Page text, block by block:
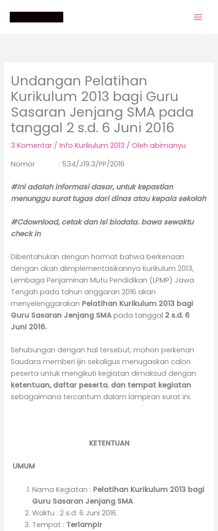
Undangan Pelatihan
Kurikulum 2013 bagi Guru
Sasaran Jenjang SMA pada
tanggal 2 s.d. 6 Juni 2016
3 Komentar /Info Kurikulum 2013 / Olehabimanyu
Nomor : 534/J19.3/PP/2016
#Ini adalah informasi dasar, untuk kepastian
menunggu surat tugas dari dinas atau kepala sekolah
#Cdownload, cetak dan isi biodata. bawa sewaktu
check in
Diberitahukan dengan hormat bahwa berkenaan
dengan akan diimplementasikannya Kurikulum 2013,
Lembaga Penjaminan Mutu Pendidikan (LPMP) Jawa
Tengah pada tahun anggaran 2016 akan
menyelenggarakan Pelatihan Kurikulum 2013 bagi
Guru Sasaran Jenjang SMApada tanggal 2 s.d. 6
Juni 2016.
Sehubungan dengan hal tersebut, mohon perkenan
Saudara memberi ijin sekaligus menugaskan calon
peserta untuk mengikuti kegiatan dimaksud dengan
ketentuan, daftar peserta, dan tempat kegiatan
sebagaimana tercantum dalam lampiran surat ini.
KETENTUAN
UMUM
Nama Kegiatan : Pelatihan Kurikulum 2013 bagi
Guru Sasaran Jenjang SMA
Waktu : 2 s.d. 6 Juni 2016
Tempat : Terlampir